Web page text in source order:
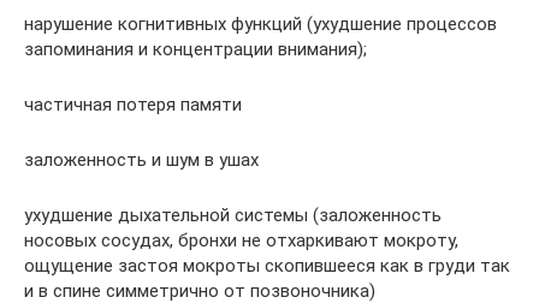
нарушение когнитивных функций (ухудшение процессов
запоминания и концентрации внимания);
частичная потеря памяти
заложенность и шум в ушах
ухудшение дыхательной системы (заложенность
носовых сосудах, бронхи не отхаркивают мокроту,
ощущение застоя мокроты скопившееся как в груди так
и в спине симметрично от позвоночника)